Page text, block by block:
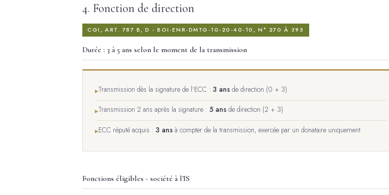
4. Fonction de direction
CGI, ART. 787 B, D - BOI-ENR-DMTG-10-20-40-10, N° 270 À 395
Durée : 3 à 5 ans selon le moment de la transmission
▸Transmission dès la signature de l'ECC : 3 ans de direction (0 + 3)
▸Transmission 2 ans après la signature : 5 ans de direction (2 + 3)
▸ECC réputé acquis : 3 ans à compter de la transmission, exercée par un donataire uniquement
Fonctions éligibles - société à l'IS